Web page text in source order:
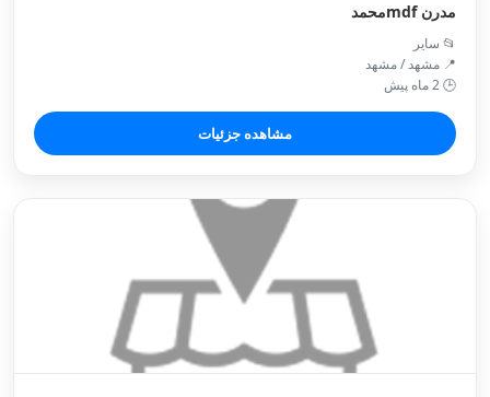
مدرن mdfمحمد
📂 سایر
📍 مشهد / مشهد
🕒 2 ماه پیش
مشاهده جزئیات